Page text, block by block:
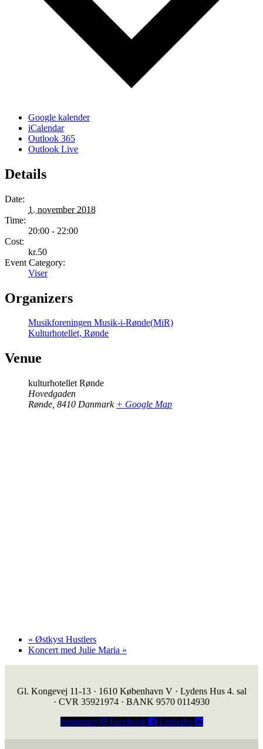
Google kalender
iCalendar
Outlook 365
Outlook Live
Details
Date:
1. november 2018
Time:
20:00 - 22:00
Cost:
kr.50
Event Category:
Viser
Organizers
Musikforeningen Musik-i-Rønde(MiR)
Kulturhotellet, Rønde
Venue
kulturhotellet Rønde
Hovedgaden
Rønde 8410 Danmark + Google Map
« Østkyst Hustlers
Koncert med Julie Maria »
Gl. Kongevej 11-13 · 1610 København V · Lydens Hus 4. sal
· CVR 35921974 · BANK 9570 0114930
Instagram
Facebook Linkedin